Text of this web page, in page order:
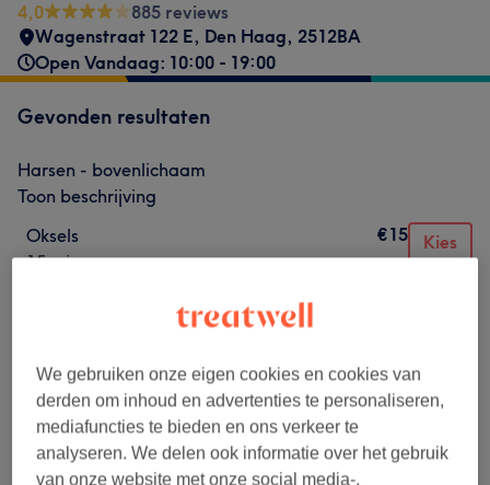
4,0
885 reviews
Wagenstraat 122 E, Den Haag, 2512BA
Open Vandaag: 10:00 - 19:00
Gevonden resultaten
Harsen - bovenlichaam
Toon beschrijving
Oksels
15 min
€15 Kies
Onderarmen
15 min
€20
Mannen - borst
20 min
We gebruiken onze eigen cookies en cookies van
derden om inhoud en advertenties te personaliseren,
mediafuncties te bieden en ons verkeer te
analyseren. We delen ook informatie over het gebruik
van onze website met onze social media-,